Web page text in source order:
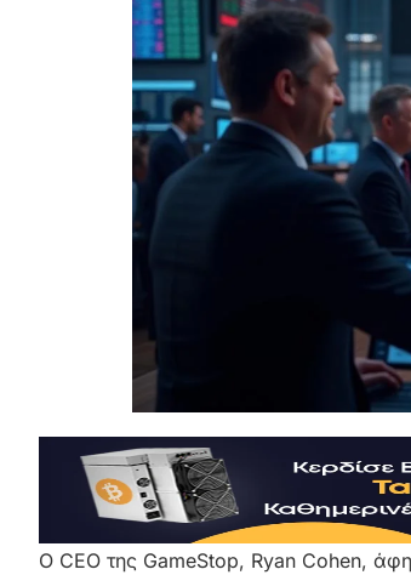
Ο CEO της GameStop, Ryan Cohen,